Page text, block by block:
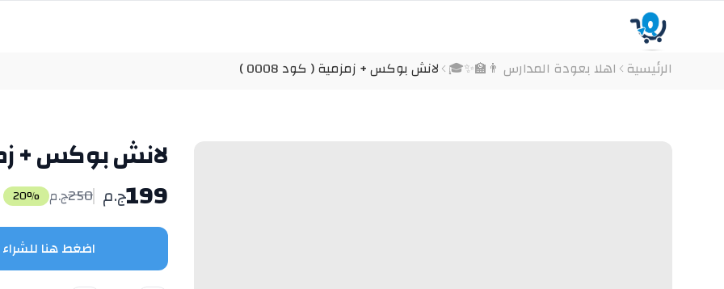
الرئيسية اهلا بعودة المدارس 👨‍🏫✨🎓 لانش بوكس + زمزمية ( كود 0008 )
لانش بوكس +
199ج.م 250ج.م 20%
اضغط هنا للشراء